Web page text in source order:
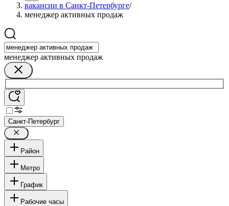
вакансии в Санкт-Петербурге/
менеджер активных продаж
менеджер активных продаж
Санкт-Петербург
Район
Метро
График
Рабочие часы